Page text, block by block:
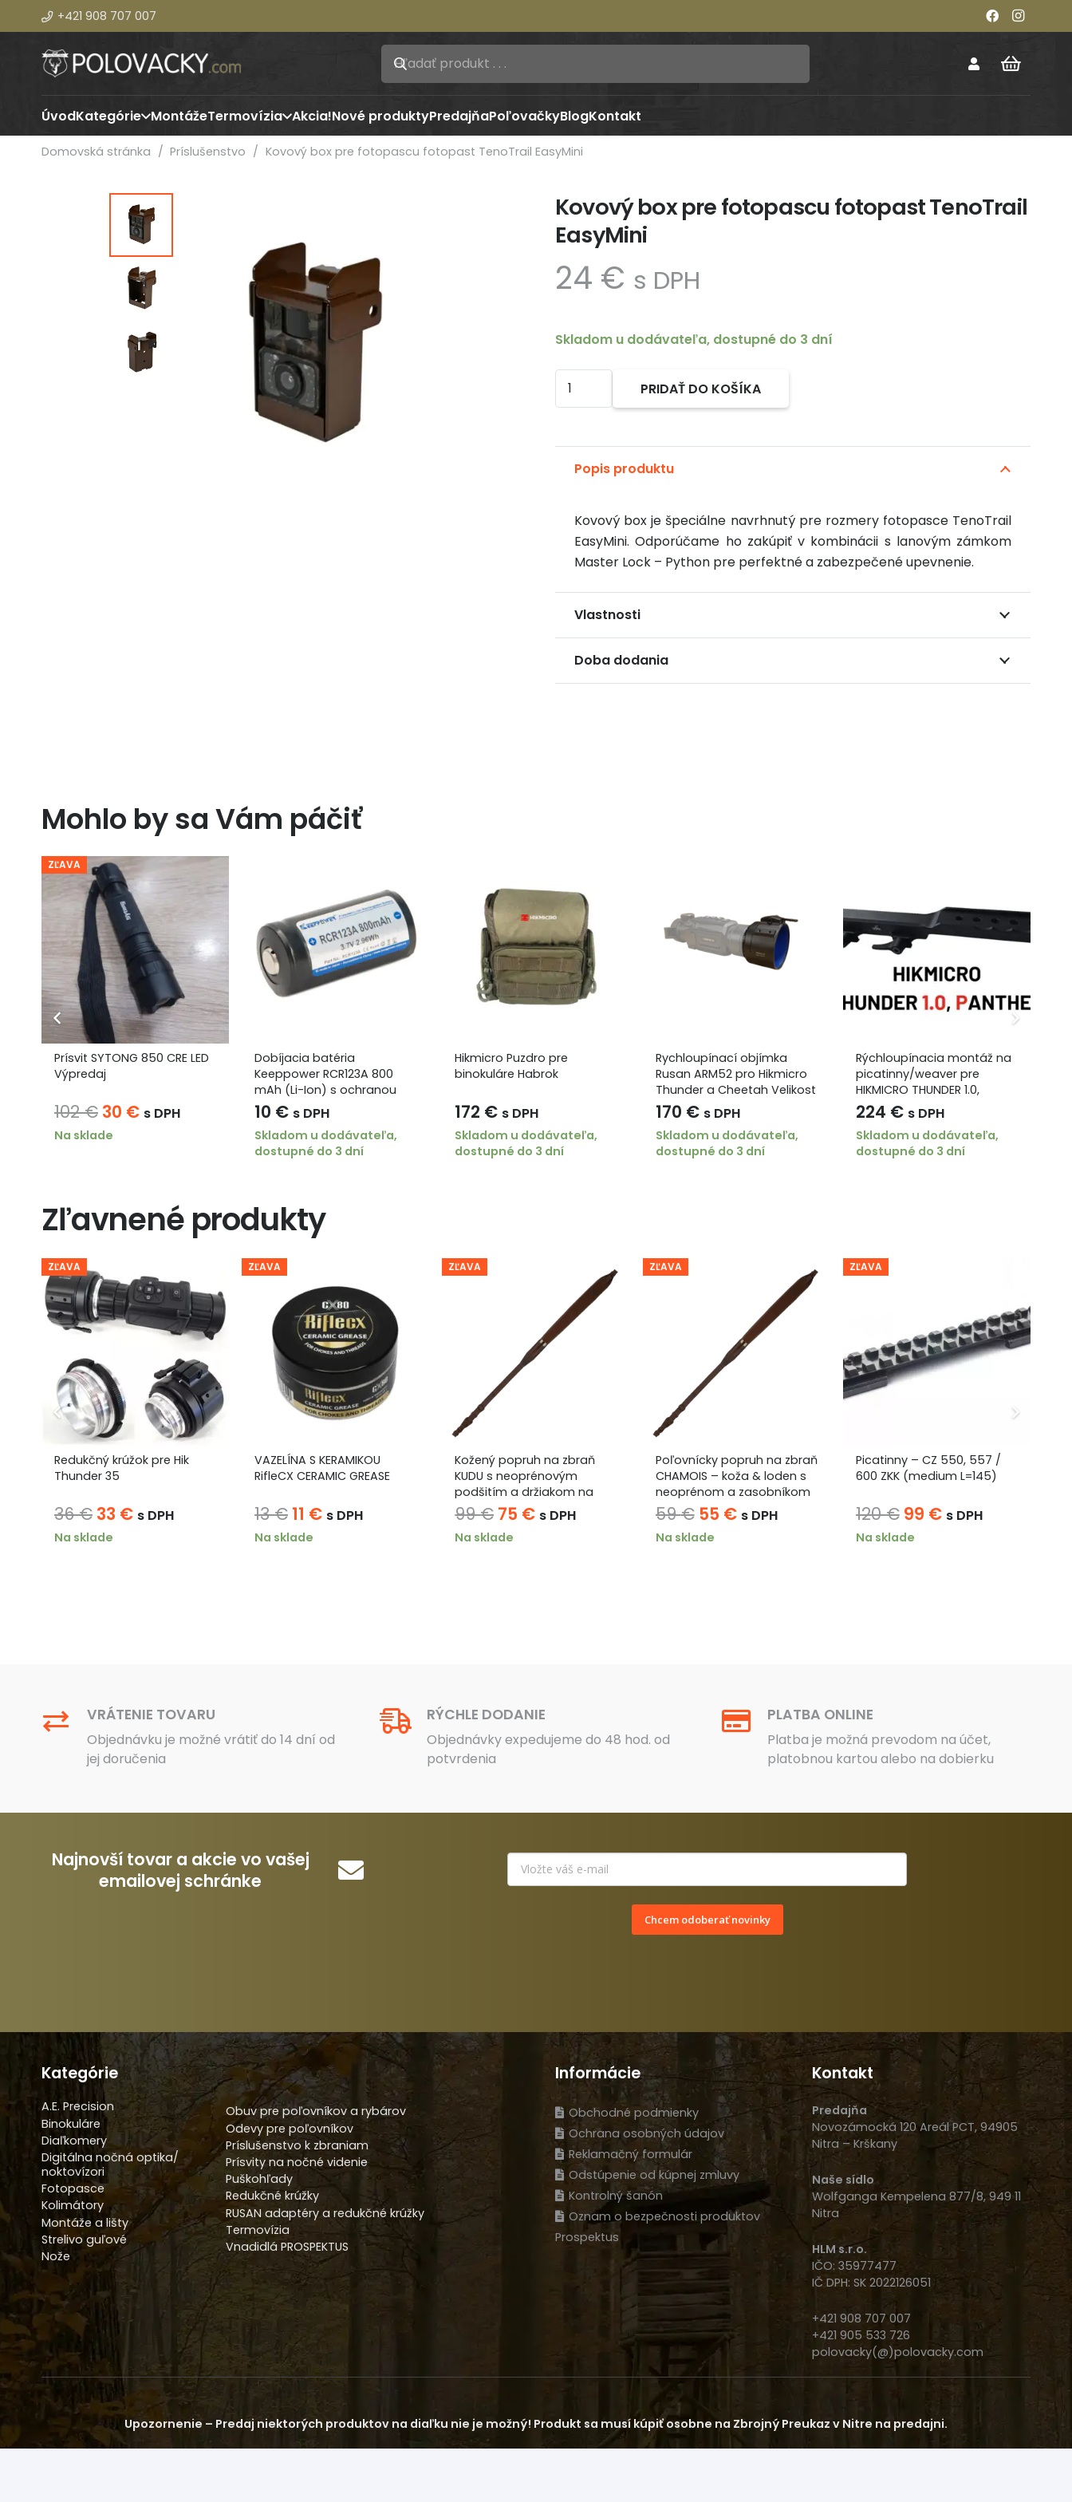
+421 908 707 007
ÚvodKategórie MontážeTermovízia Akcia!Nové produktyPredajňaPoľovačkyBlogKontakt
Domovská stránka / Príslušenstvo / Kovový box pre fotopascu fotopast TenoTrail EasyMini
Kovový box pre fotopascu fotopast TenoTrail
EasyMini
24 € s DPH
Skladom u dodávateľa, dostupné do 3 dní
množstvo
fotopascu
fotopast
EasyMini
PRIDAŤ DO KOŠÍKA
Alternative:
Popis produktu
Kovový box je špeciálne navrhnutý pre rozmery fotopasce TenoTrail
EasyMini. Odporúčame ho zakúpiť v kombinácii s lanovým zámkom
Master Lock – Python pre perfektné a zabezpečené upevnenie.
Vlastnosti
Doba dodania
Mohlo by sa Vám páčiť
ZĽAVA
Prísvit SYTONG 850 CRE LED
Výpredaj
102€ Pôvodná
cena
30 €Aktuálna
s DPH
Na sklade
Dobíjacia batéria
Keeppower RCR123A 800
mAh (Li-Ion) s ochranou
10 € s DPH
Skladom u dodávateľa,
dostupné do 3 dní
Hikmicro Puzdro pre
binokuláre Habrok
172 € s DPH
Skladom u dodávateľa,
dostupné do 3 dní
Rychloupínací objímka
Rusan ARM52 pro Hikmicro
Thunder a Cheetah Velikost
objímky: 68 mm
170 € s DPH
Skladom u dodávateľa,
dostupné do 3 dní
Rýchloupínacia montáž na
picatinny/weaver pre
HIKMICRO THUNDER 1.0,
PANTHER 1.0, 2.0
224 € s DPH
Skladom u dodávateľa,
dostupné do 3 dní
Zľavnené produkty
ZĽAVA
Redukčný krúžok pre Hik
Thunder 35
36€ Pôvodná
cena
33 €Aktuálna
s DPH
Na sklade
ZĽAVA
VAZELÍNA S KERAMIKOU
RifleCX CERAMIC GREASE
13€ Pôvodná
cena
11 €Aktuálna
s DPH
Na sklade
ZĽAVA
Kožený popruh na zbraň
KUDU s neoprénovým
podšitím a držiakom na
náboje – tmavohnedý
99€ Pôvodná
cena
75 €Aktuálna
s DPH
Na sklade
ZĽAVA
Poľovnícky popruh na zbraň
CHAMOIS – koža & loden s
neoprénom a zasobníkom
na náboje
59€ Pôvodná
cena
55 €Aktuálna
s DPH
Na sklade
ZĽAVA
Picatinny – CZ 550, 557 /
600 ZKK (medium L=145)
120€ Pôvodná
cena
99 €Aktuálna
s DPH
Na sklade
VRÁTENIE TOVARU
Objednávku je možné vrátiť do 14 dní od
jej doručenia
RÝCHLE DODANIE
Objednávky expedujeme do 48 hod. od
potvrdenia
PLATBA ONLINE
Platba je možná prevodom na účet,
platobnou kartou alebo na dobierku
Najnovší tovar a akcie vo vašej
emailovej schránke
Chcem odoberať novinky
Kategórie
A.E. Precision
Binokuláre
Diaľkomery
Digitálna nočná optika/
noktovízori
Fotopasce
Kolimátory
Montáže a lišty
Strelivo guľové
Nože
Obuv pre poľovníkov a rybárov
Odevy pre poľovníkov
Príslušenstvo k zbraniam
Prísvity na nočné videnie
Puškohľady
Redukčné krúžky
RUSAN adaptéry a redukčné krúžky
Termovízia
Vnadidlá PROSPEKTUS
Informácie
Obchodné podmienky
Ochrana osobných údajov
Reklamačný formulár
Odstúpenie od kúpnej zmluvy
Kontrolný šanón
Oznam o bezpečnosti produktov
Prospektus
Kontakt
Predajňa
Novozámocká 120 Areál PCT, 94905
Nitra – Krškany
Naše sídlo
Wolfganga Kempelena 877/8, 949 11
Nitra
HLM s.r.o.
IČO: 35977477
IČ DPH: SK 2022126051
+421 908 707 007
+421 905 533 726
polovacky(@)polovacky.com
Upozornenie – Predaj niektorých produktov na diaľku nie je možný! Produkt sa musí kúpiť osobne na Zbrojný Preukaz v Nitre na predajni.